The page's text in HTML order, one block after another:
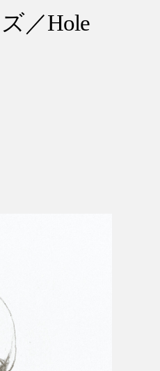
／Hole